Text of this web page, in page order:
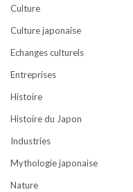
Culture
Culture japonaise
Echanges culturels
Entreprises
Histoire
Histoire du Japon
Industries
Mythologie japonaise
Nature